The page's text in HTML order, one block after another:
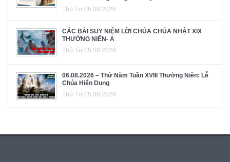
Thứ Tư 05.08.2026
CÁC BÀI SUY NIỆM LỜI CHÚA CHÚA NHẬT XIX
THƯỜNG NIÊN- A
Thứ Tư 05.08.2026
06.08.2026 – Thứ Năm Tuần XVIII Thường Niên: Lễ
Chúa Hiển Dung
Thứ Tư 05.08.2026